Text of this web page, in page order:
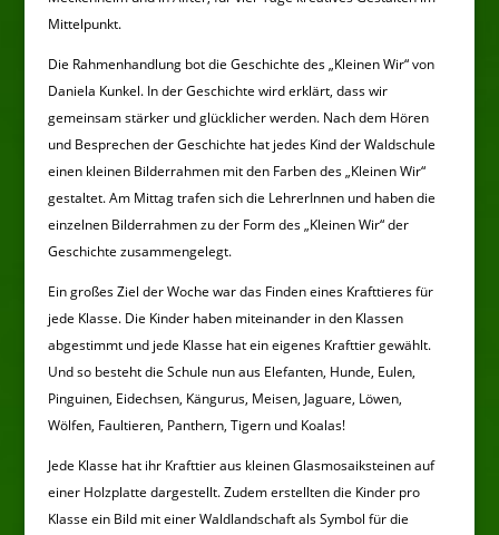
Mittelpunkt.
Die Rahmenhandlung bot die Geschichte des „Kleinen Wir“ von
Daniela Kunkel. In der Geschichte wird erklärt, dass wir
gemeinsam stärker und glücklicher werden. Nach dem Hören
und Besprechen der Geschichte hat jedes Kind der Waldschule
einen kleinen Bilderrahmen mit den Farben des „Kleinen Wir“
gestaltet. Am Mittag trafen sich die LehrerInnen und haben die
einzelnen Bilderrahmen zu der Form des „Kleinen Wir“ der
Geschichte zusammengelegt.
Ein großes Ziel der Woche war das Finden eines Krafttieres für
jede Klasse. Die Kinder haben miteinander in den Klassen
abgestimmt und jede Klasse hat ein eigenes Krafttier gewählt.
Und so besteht die Schule nun aus Elefanten, Hunde, Eulen,
Pinguinen, Eidechsen, Kängurus, Meisen, Jaguare, Löwen,
Wölfen, Faultieren, Panthern, Tigern und Koalas!
Jede Klasse hat ihr Krafttier aus kleinen Glasmosaiksteinen auf
einer Holzplatte dargestellt. Zudem erstellten die Kinder pro
Klasse ein Bild mit einer Waldlandschaft als Symbol für die